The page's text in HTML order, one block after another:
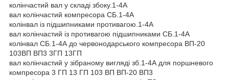
колінчастий вал у складі збоку.1-4А
вал колінчастий компресора СБ.1-4А
колінвал із підшипниками противагою.1-4А
вал колінчастий із противагою підшипниками СБ.1-4А
колінвал СБ.1-4А до червонодарського компресора ВП-20
103ВП ВП3 3ГП 13ГП
вал колінчастий у зібраному вигляді зб.1-4А для поршневого
компресора 3 ГП 13 ГП 103 ВП ВП-20 ВП3